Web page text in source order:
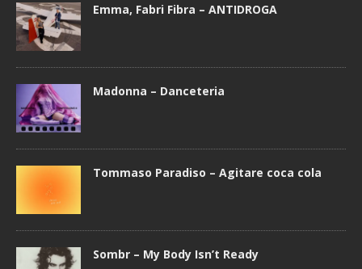
Emma, Fabri Fibra – ANTIDROGA
Madonna – Danceteria
Tommaso Paradiso – Agitare coca cola
Sombr – My Body Isn’t Ready